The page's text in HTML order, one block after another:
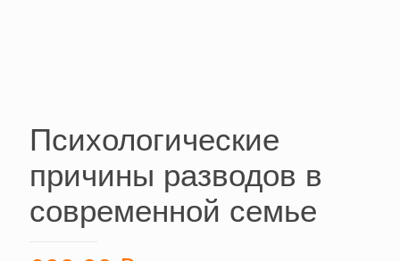
Психологические
причины разводов в
современной семье